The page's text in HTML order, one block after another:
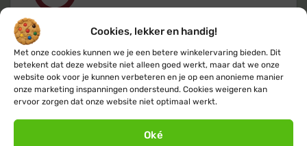
Cookies, lekker en handig!
Met onze cookies kunnen we je een betere winkelervaring bieden. Dit
betekent dat deze website niet alleen goed werkt, maar dat we onze
website ook voor je kunnen verbeteren en je op een anonieme manier
onze marketing inspanningen ondersteund. Cookies weigeren kan
ervoor zorgen dat onze website niet optimaal werkt.
Oké
Klanten geven ons een 9,4op basis van
+14.800 beoordelingen